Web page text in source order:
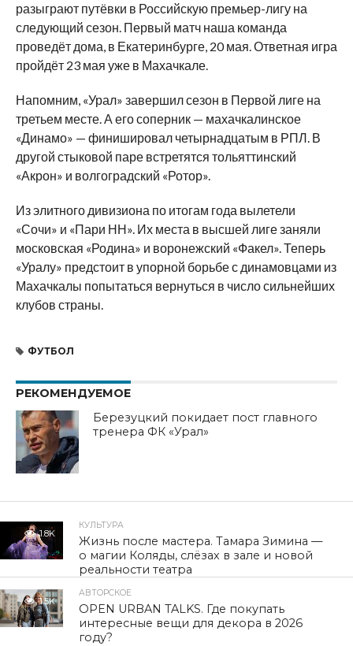
разыграют путёвки в Российскую премьер-лигу на
следующий сезон. Первый матч наша команда
проведёт дома, в Екатеринбурге, 20 мая. Ответная игра
пройдёт 23 мая уже в Махачкале.
Напомним, «Урал» завершил сезон в Первой лиге на
третьем месте. А его соперник — махачкалинское
«Динамо» — финишировал четырнадцатым в РПЛ. В
другой стыковой паре встретятся тольяттинский
«Акрон» и волгоградский «Ротор».
Из элитного дивизиона по итогам года вылетели
«Сочи» и «Пари НН». Их места в высшей лиге заняли
московская «Родина» и воронежский «Факел». Теперь
«Уралу» предстоит в упорной борьбе с динамовцами из
Махачкалы попытаться вернуться в число сильнейших
клубов страны.
ФУТБОЛ
РЕКОМЕНДУЕМОЕ
Березуцкий покидает пост главного
тренера ФК «Урал»
1.8K
КУЛЬТУРА
Жизнь после мастера. Тамара Зимина —
о магии Коляды, слёзах в зале и новой
реальности театра
1.5K
АВТОРСКОЕ
OPEN URBAN TALKS. Где покупать
интересные вещи для декора в 2026
году?